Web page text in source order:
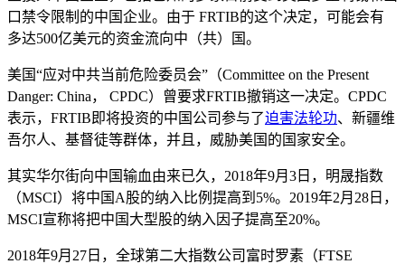
口禁令限制的中国企业。由于 FRTIB的这个决定，可能会有
多达500亿美元的资金流向中（共）国。
美国“应对中共当前危险委员会”（Committee on the Present
Danger: China， CPDC）曾要求FRTIB撤销这一决定。CPDC
表示，FRTIB即将投资的中国公司参与了迫害法轮功、新疆维
吾尔人、基督徒等群体，并且，威胁美国的国家安全。
其实华尔街向中国输血由来已久，2018年9月3日，明晟指数
（MSCI）将中国A股的纳入比例提高到5%。2019年2月28日，
MSCI宣称将把中国大型股的纳入因子提高至20%。
2018年9月27日，全球第二大指数公司富时罗素（FTSE